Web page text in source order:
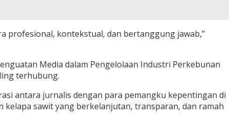
profesional, kontekstual, dan bertanggung jawab,”
Media dalam Pengelolaan Industri Perkebunan
terhubung.
antara jurnalis dengan para pemangku kepentingan di
sawit yang berkelanjutan, transparan, dan ramah